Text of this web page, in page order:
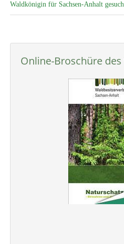
Waldkönigin für Sachsen-Anhalt
Online-Broschüre des